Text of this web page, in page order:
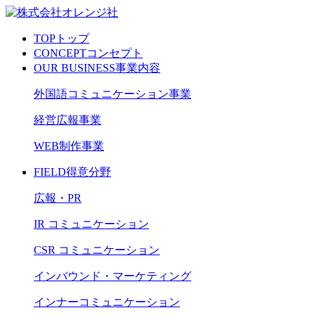
TOP トップ
CONCEPTコンセプト
OUR BUSINESS事業内容
外国語コミュニケーション事業
経営広報事業
WEB制作事業
FIELD得意分野
広報・PR
IR コミュニケーション
CSR コミュニケーション
インバウンド・マーケティング
インナーコミュニケーション